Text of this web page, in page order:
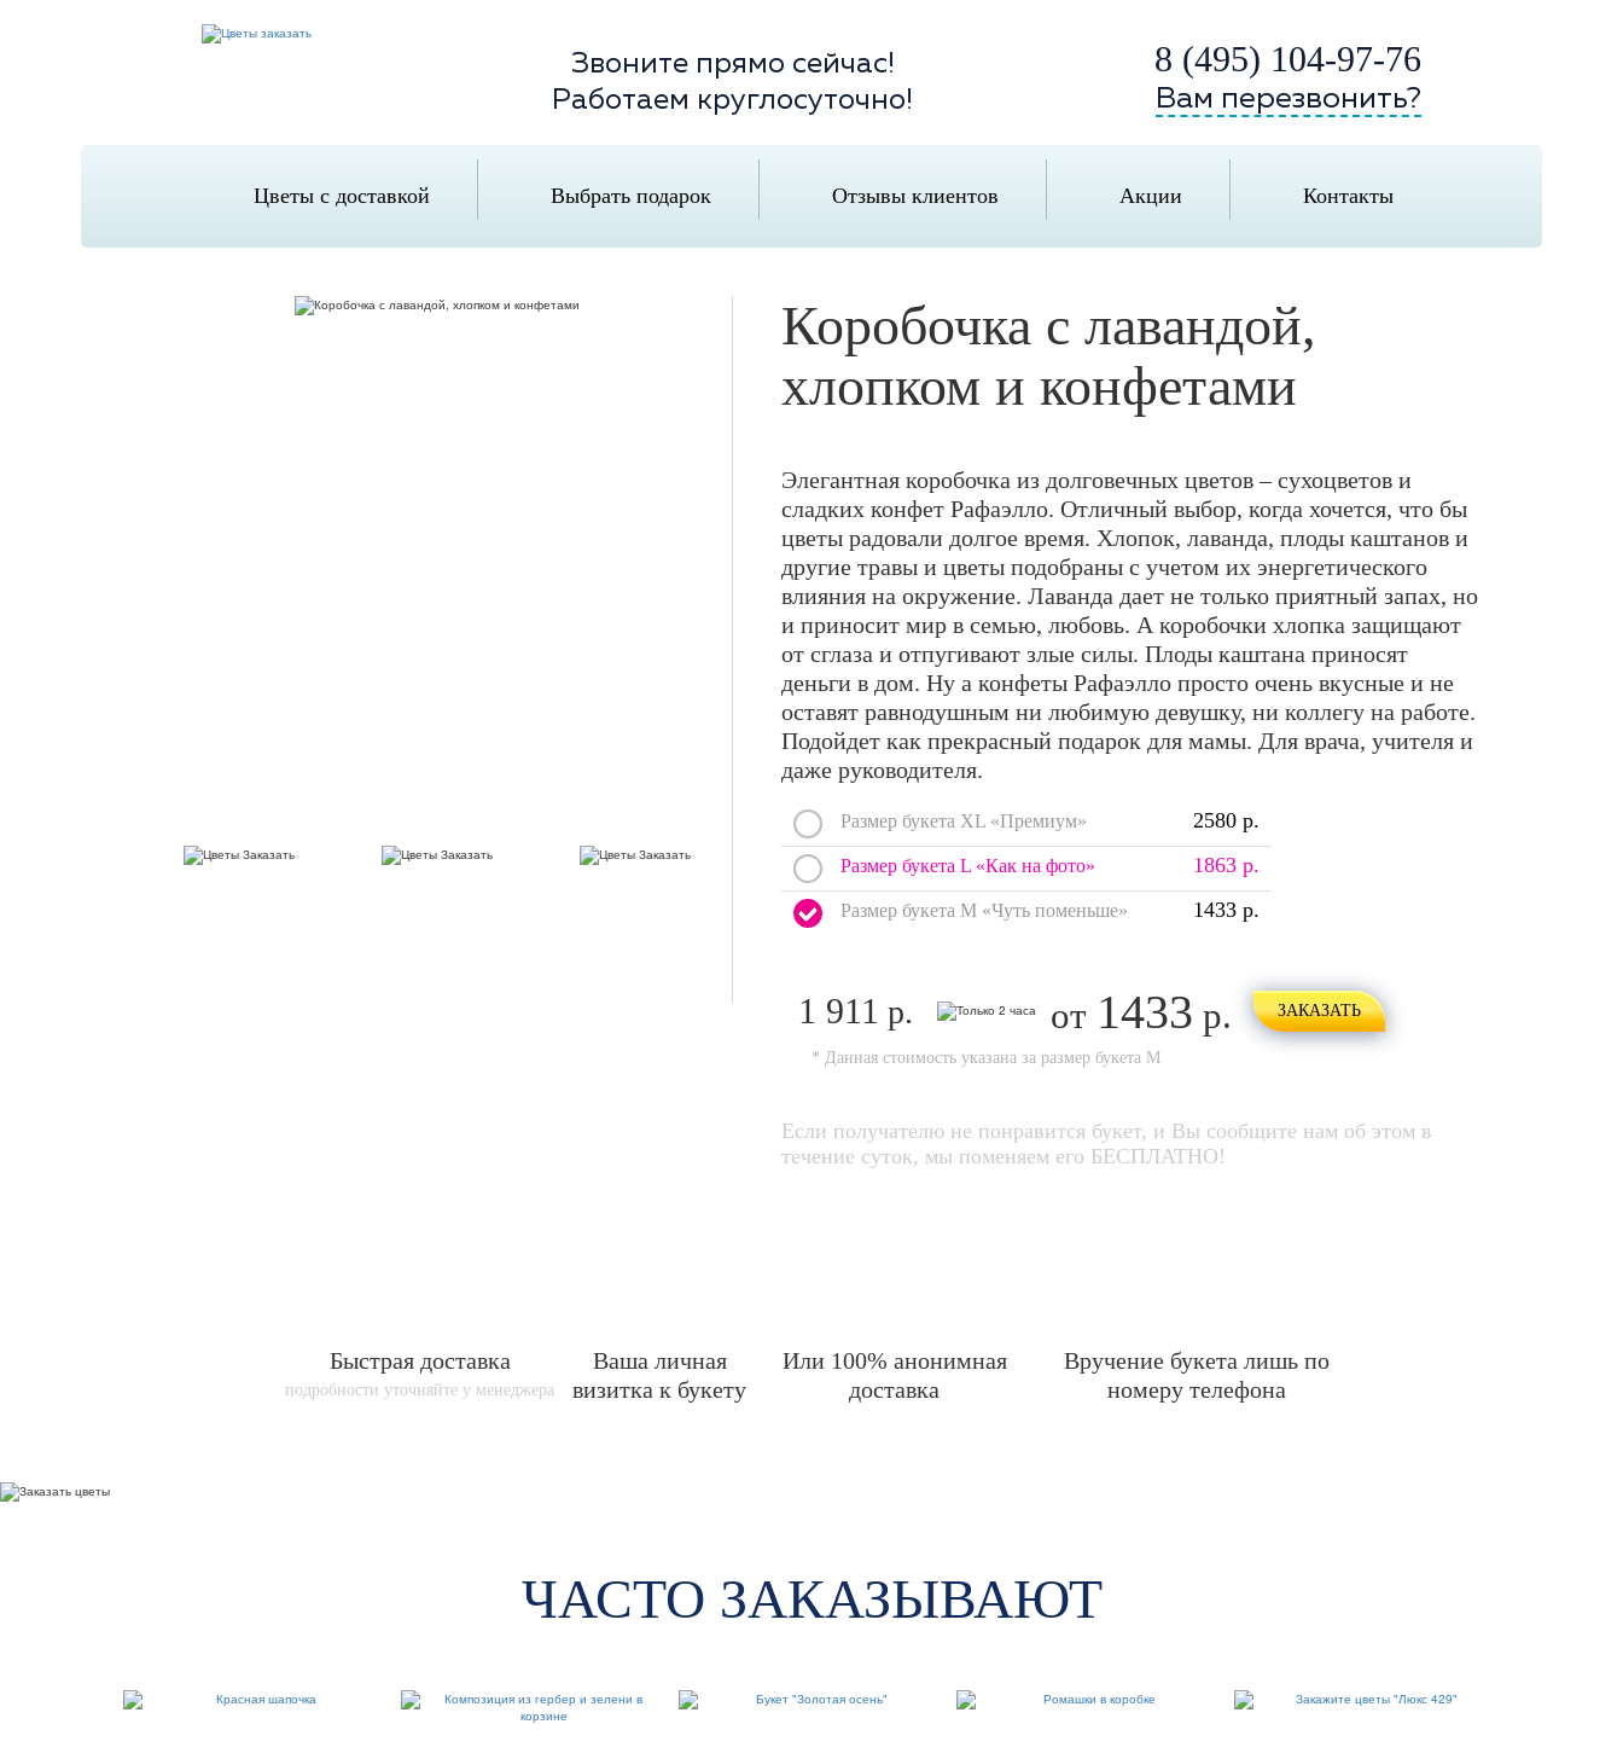
Звоните прямо сейчас!
Работаем круглосуточно!
8 (495) 104-97-76
Вам перезвонить?
Цветы с доставкой Выбрать подарок Отзывы клиентов Акции Контакты
Коробочка с лавандой,
хлопком и конфетами
Элегантная коробочка из долговечных цветов – сухоцветов и
сладких конфет Рафаэлло. Отличный выбор, когда хочется, что бы
цветы радовали долгое время. Хлопок, лаванда, плоды каштанов и
другие травы и цветы подобраны с учетом их энергетического
влияния на окружение. Лаванда дает не только приятный запах, но
и приносит мир в семью, любовь. А коробочки хлопка защищают
от сглаза и отпугивают злые силы. Плоды каштана приносят
деньги в дом. Ну а конфеты Рафаэлло просто очень вкусные и не
оставят равнодушным ни любимую девушку, ни коллегу на работе.
Подойдет как прекрасный подарок для мамы. Для врача, учителя и
даже руководителя.
Размер букета XL «Премиум» 2580 р.
Размер букета L «Как на фото» 1863 р.
Размер букета M «Чуть поменьше» 1433 р.
1 911 р. от 1433 р. ЗАКАЗАТЬ
* Данная стоимость указана за размер букета M
Если получателю не понравится букет, и Вы сообщите нам об этом в
течение суток, мы поменяем его БЕСПЛАТНО!
Быстрая доставка
подробности уточняйте у менеджера
Ваша личная
визитка к букету
Или 100% анонимная
доставка
Вручение букета лишь по
номеру телефона
ЧАСТО ЗАКАЗЫВАЮТ